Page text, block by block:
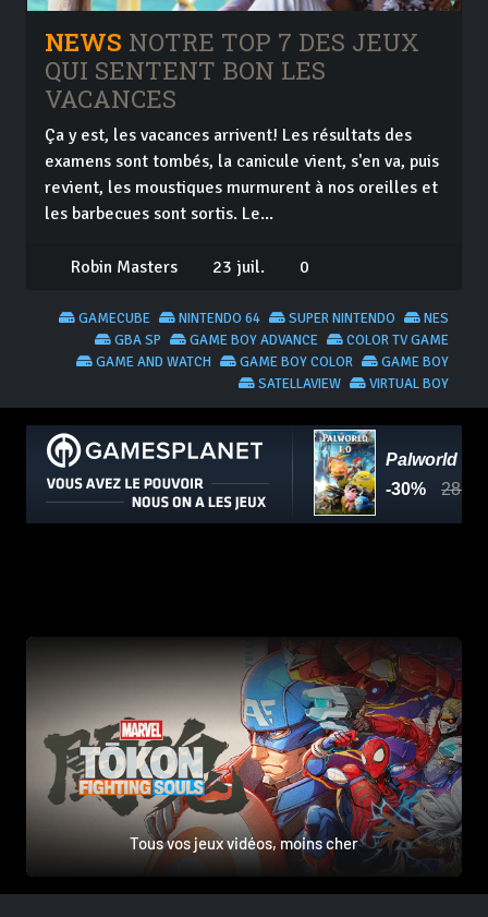
NEWS NOTRE TOP 7 DES JEUX
QUI SENTENT BON LES
VACANCES
Ça y est, les vacances arrivent! Les résultats des
examens sont tombés, la canicule vient, s'en va, puis
revient, les moustiques murmurent à nos oreilles et
les barbecues sont sortis. Le...
Robin Masters 23 juil. 0
NES
SUPER NINTENDO
NINTENDO 64
GAMECUBE
COLOR TV GAME
GAME BOY ADVANCE
GBA SP
GAME BOY
GAME BOY COLOR
GAME AND WATCH
VIRTUAL BOY
SATELLAVIEW
Tous vos jeux vidéos, moins cher